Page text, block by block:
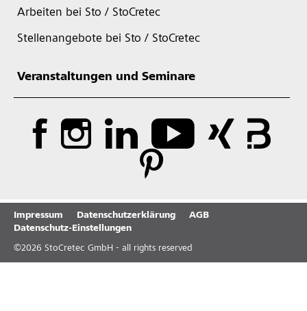
Arbeiten bei Sto / StoCretec
Stellenangebote bei Sto / StoCretec
Veranstaltungen und Seminare
Impressum Datenschutzerklärung
AGB
Datenschutz-Einstellungen
©2026 StoCretec GmbH - all rights reserved